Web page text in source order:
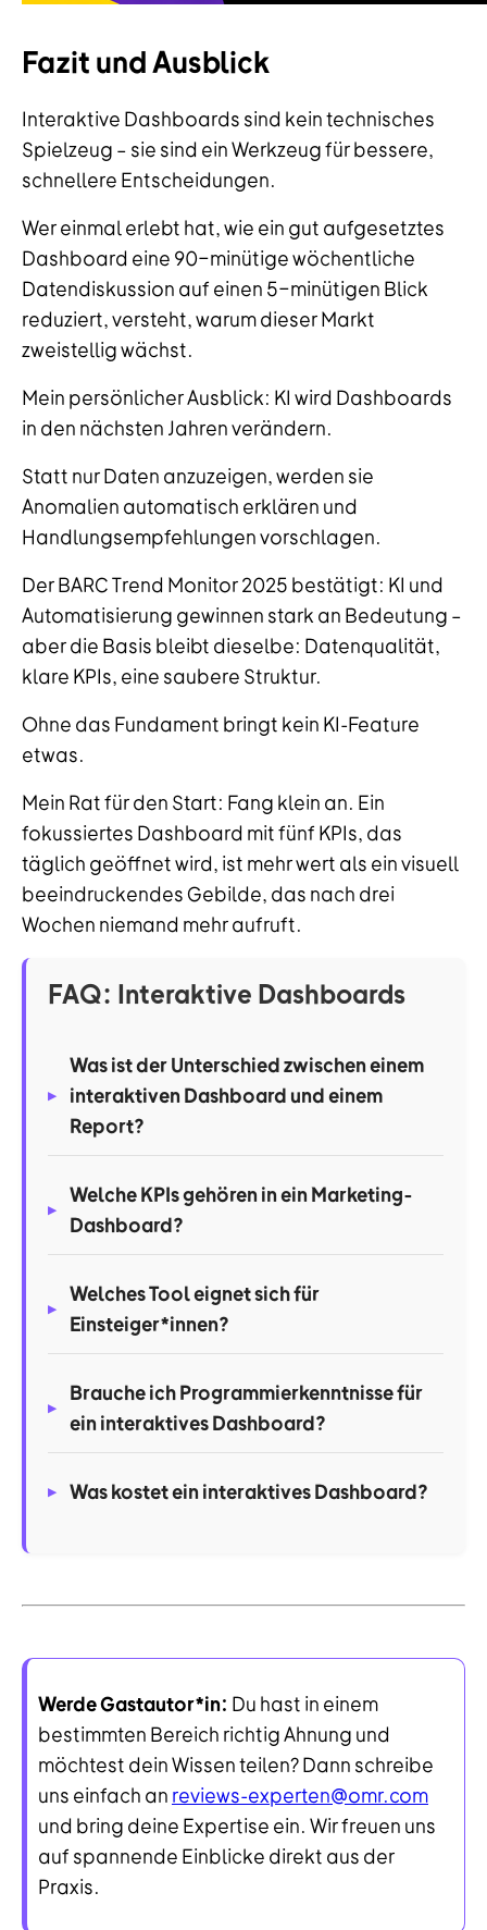
Fazit und Ausblick
Interaktive Dashboards sind kein technisches
Spielzeug – sie sind ein Werkzeug für bessere,
schnellere Entscheidungen.
Wer einmal erlebt hat, wie ein gut aufgesetztes
Dashboard eine 90-minütige wöchentliche
Datendiskussion auf einen 5-minütigen Blick
reduziert, versteht, warum dieser Markt
zweistellig wächst.
Mein persönlicher Ausblick: KI wird Dashboards
in den nächsten Jahren verändern.
Statt nur Daten anzuzeigen, werden sie
Anomalien automatisch erklären und
Handlungsempfehlungen vorschlagen.
Der BARC Trend Monitor 2025 bestätigt: KI und
Automatisierung gewinnen stark an Bedeutung –
aber die Basis bleibt dieselbe: Datenqualität,
klare KPIs, eine saubere Struktur.
Ohne das Fundament bringt kein KI-Feature
etwas.
Mein Rat für den Start: Fang klein an. Ein
fokussiertes Dashboard mit fünf KPIs, das
täglich geöffnet wird, ist mehr wert als ein visuell
beeindruckendes Gebilde, das nach drei
Wochen niemand mehr aufruft.
FAQ: Interaktive Dashboards
Was ist der Unterschied zwischen einem
interaktiven Dashboard und einem
Report?
Welche KPIs gehören in ein Marketing-
Dashboard?
Welches Tool eignet sich für
Einsteiger*innen?
Brauche ich Programmierkenntnisse für
ein interaktives Dashboard?
Was kostet ein interaktives Dashboard?
Werde Gastautor*in: Du hast in einem
bestimmten Bereich richtig Ahnung und
möchtest dein Wissen teilen? Dann schreibe
uns einfach an reviews-experten@omr.com
und bring deine Expertise ein. Wir freuen uns
auf spannende Einblicke direkt aus der
Praxis.